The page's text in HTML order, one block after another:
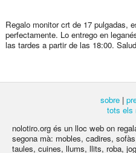
Regalo monitor crt de 17 pulgadas,
perfectamente. Lo entrego en
las tardes a partir de las 18:00.
sobre |
tots els
nolotiro.org és un lloc web on
segona mà: mobles, cadires,
taules, cuines, llums, llits, roba,